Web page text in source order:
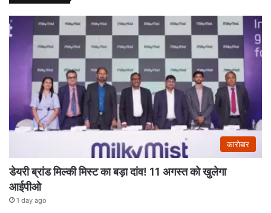
कारोबार
डेयरी ब्रांड मिल्की मिस्ट का बड़ा दांव! 11 अगस्त को खुलेगा
आईपीओ
1 day ago